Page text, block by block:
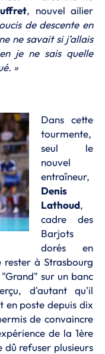
, nouvel ailier
de descente en
ne savait si j’allais
je ne sais quelle
»
Dans cette
tourmente,
seul le
nouvel
entraîneur,
Denis
Lathoud,
cadre des
Barjots
dorés en
à Strasbourg
sur un banc
d'autant qu'il
en poste depuis dix
de convaincre
de la 1ère
dû refuser plusieurs